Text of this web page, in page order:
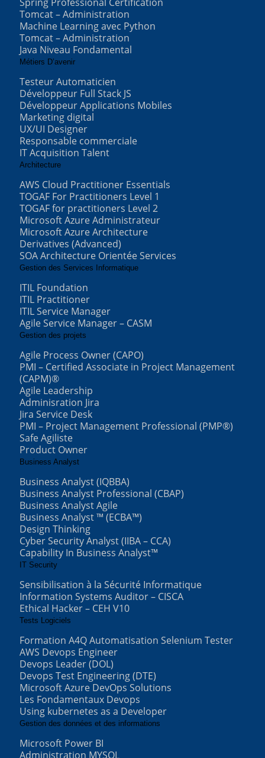
Tomcat – Administration
Machine Learning avec Python
Tomcat – Administration
Java Niveau Fondamental
Métiers D’avenir
Testeur Automaticien
Développeur Full Stack JS
Développeur Applications Mobiles
Marketing digital
UX/UI Designer
Responsable commerciale
IT Acquisition Talent
Architecture
AWS Cloud Practitioner Essentials
TOGAF For Practitioners Level 1
TOGAF for practitioners Level 2
Microsoft Azure Administrateur
Microsoft Azure Architecture
Derivatives (Advanced)
SOA Architecture Orientée Services
Gestion des Services Informatique
ITIL Foundation
ITIL Practitioner
ITIL Service Manager
Agile Service Manager – CASM
Gestion des projets
Agile Process Owner (CAPO)
PMI – Certified Associate in Project Management
(CAPM)®
Agile Leadership
Adminisration Jira
Jira Service Desk
PMI – Project Management Professional (PMP®)
Safe Agiliste
Product Owner
Business Analyst
Business Analyst (IQBBA)
Business Analyst Professional (CBAP)
Business Analyst Agile
Business Analyst ™ (ECBA™)
Design Thinking
Cyber Security Analyst (IIBA – CCA)
Capability In Business Analyst™
IT Security
Sensibilisation à la Sécurité Informatique
Information Systems Auditor – CISCA
Ethical Hacker – CEH V10
Tests Logiciels
Formation A4Q Automatisation Selenium Tester
AWS Devops Engineer
Devops Leader (DOL)
Devops Test Engineering (DTE)
Microsoft Azure DevOps Solutions
Les Fondamentaux Devops
Using kubernetes as a Developer
Gestion des données et des informations
Microsoft Power BI
Administration MYSQL